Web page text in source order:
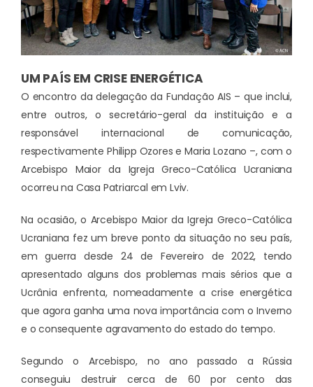
UM PAÍS EM CRISE ENERGÉTICA
O encontro da delegação da Fundação AIS – que inclui,
entre outros, o secretário-geral da instituição e a
responsável internacional de comunicação,
respectivamente Philipp Ozores e Maria Lozano –, com o
Arcebispo Maior da Igreja Greco-Católica Ucraniana
ocorreu na Casa Patriarcal em Lviv.
Na ocasião, o Arcebispo Maior da Igreja Greco-Católica
Ucraniana fez um breve ponto da situação no seu país,
em guerra desde 24 de Fevereiro de 2022, tendo
apresentado alguns dos problemas mais sérios que a
Ucrânia enfrenta, nomeadamente a crise energética
que agora ganha uma nova importância com o Inverno
e o consequente agravamento do estado do tempo.
Segundo o Arcebispo, no ano passado a Rússia
conseguiu destruir cerca de 60 por cento das